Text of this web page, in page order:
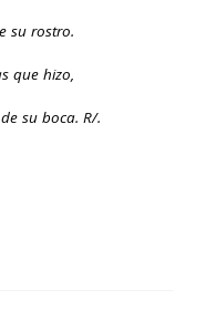
su rostro.
que hizo,
su boca. R/.